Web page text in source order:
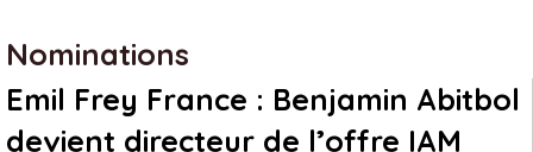
Nominations
Emil Frey France : Benjamin Abitbol
devient directeur de l’offre IAM